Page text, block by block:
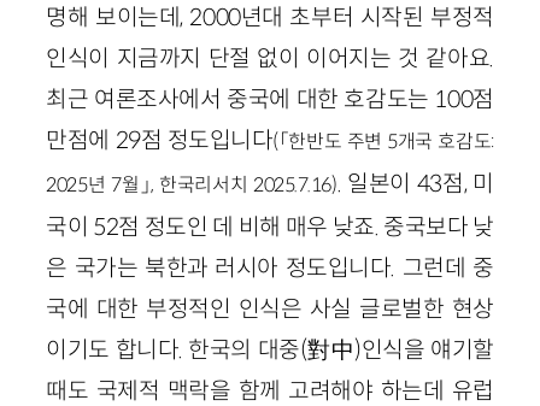
명해 보이는데, 2000년대 초부터 시작된 부정적
인식이 지금까지 단절 없이 이어지는 것 같아요.
최근 여론조사에서 중국에 대한 호감도는 100점
만점에 29점 정도입니다(「한반도 주변 5개국 호감도:
2025년 7월」, 한국리서치 2025.7.16). 일본이 43점, 미
국이 52점 정도인 데 비해 매우 낮죠. 중국보다 낮
은 국가는 북한과 러시아 정도입니다. 그런데 중
국에 대한 부정적인 인식은 사실 글로벌한 현상
이기도 합니다. 한국의 대중(對中)인식을 얘기할
때도 국제적 맥락을 함께 고려해야 하는데 유럽